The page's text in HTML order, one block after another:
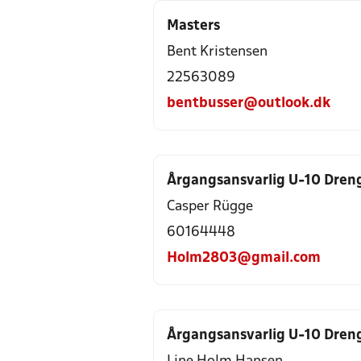
Masters
Bent Kristensen
22563089
bentbusser@outlook.dk
Årgangsansvarlig U-10
Casper Rügge
60164448
Holm2803@gmail.com
Årgangsansvarlig U-10